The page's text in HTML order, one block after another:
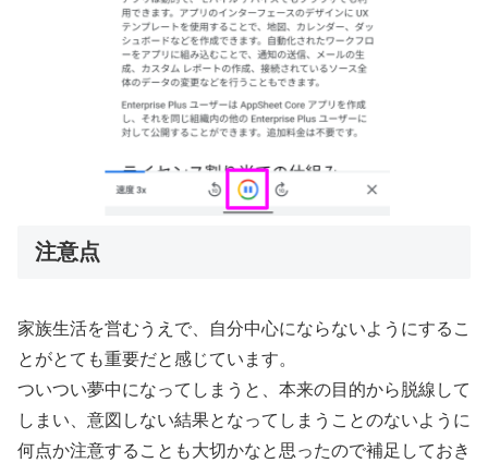
注意点
家族生活を営むうえで、自分中心にならないようにするこ
とがとても重要だと感じています。
ついつい夢中になってしまうと、本来の目的から脱線して
しまい、意図しない結果となってしまうことのないように
何点か注意することも大切かなと思ったので補足しておき